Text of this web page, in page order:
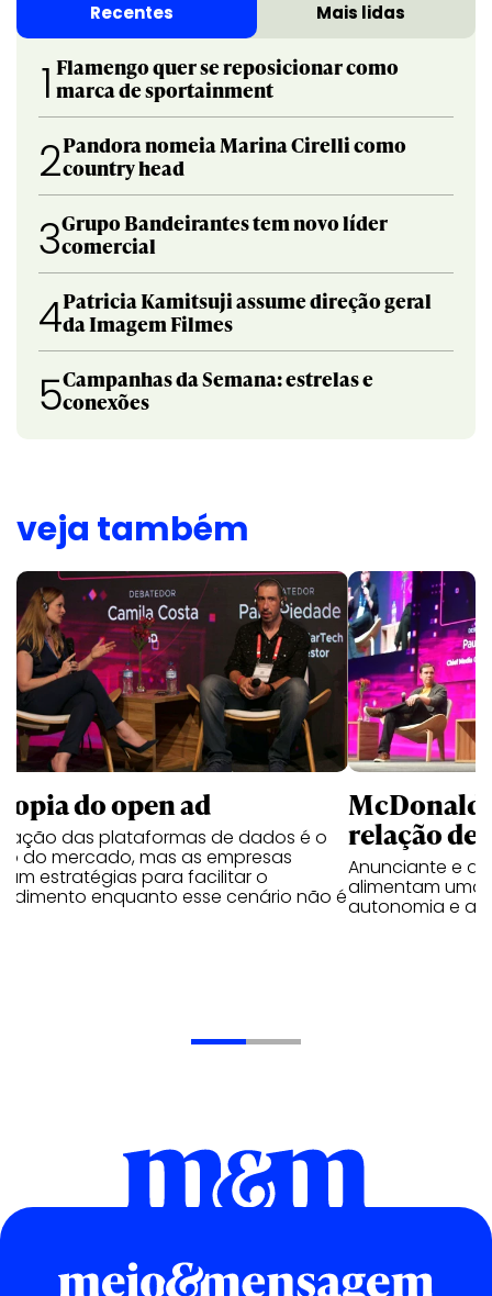
Recentes Mais lidas
1 Flamengo quer se reposicionar como
marca de sportainment
2Pandora nomeia Marina Cirelli como
country head
3Grupo Bandeirantes tem novo líder
comercial
4Patricia Kamitsuji assume direção geral
da Imagem Filmes
5Campanhas da Semana: estrelas e
conexões
veja também
do open ad
das plataformas de dados é o
do mercado, mas as empresas
estratégias para facilitar o
enquanto esse cenário não é
relação de
Anunciante e
alimentam uma
autonomia e